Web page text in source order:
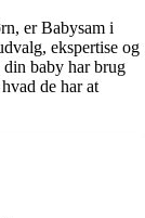
er Babysam i
ekspertise og
baby har brug
de har at